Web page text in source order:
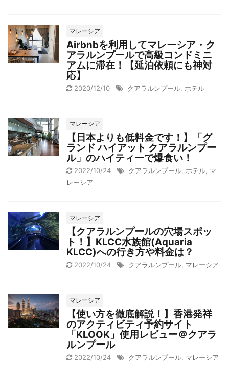
マレーシア
Airbnbを利用してマレーシア・ク
アラルンプールで高級コンドミニ
アムに滞在！【延泊依頼にも神対
応】
2020/12/10 クアラルンプール ホテル
マレーシア
【日本よりも低料金です！】「グ
ランド ハイアット クアラルンプー
ル」のハイティーで爆食い！
2022/10/24 クアラルンプール ホテル マ
レーシア
マレーシア
【クアラルンプールの穴場スポッ
ト！】KLCC水族館(Aquaria
KLCC)への行き方や料金は？
2022/10/24 クアラルンプール マレーシア
マレーシア
【使い方を徹底解説！】香港発祥
のアクティビティ予約サイト
「KLOOK」使用レビュー＠クアラ
ルンプール
2022/10/24 クアラルンプール マレーシア